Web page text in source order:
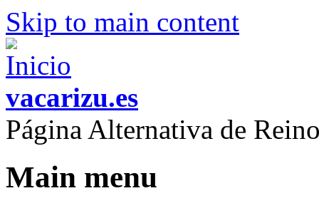
Skip to main content
vacarizu.es
Página Alternativa de
Main menu